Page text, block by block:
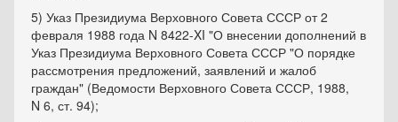
5) Указ Президиума Верховного Совета СССР от 2
февраля 1988 года N 8422-XI "О внесении дополнений в
Указ Президиума Верховного Совета СССР "О порядке
рассмотрения предложений, заявлений и жалоб
граждан" (Ведомости Верховного Совета СССР, 1988,
N 6, ст. 94);